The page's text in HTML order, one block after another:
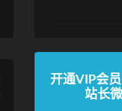
开通VIP会
站长